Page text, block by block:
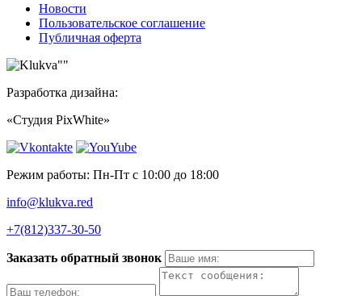
Новости
Пользовательское соглашение
Публичная оферта
Разработка дизайна:
«Студия PixWhite»
Режим работы: Пн-Пт с 10:00 до 18:00
info@klukva.red
+7(812)337‑30-50
Заказать обратный звонок